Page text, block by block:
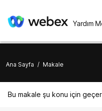
Yardım
Ana Sayfa / Makale
Bu makale şu konu için